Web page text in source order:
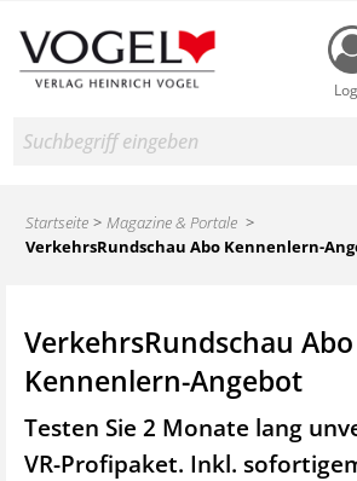
Suche
Startseite
Magazine & Portale
VerkehrsRundschau Abo Kennenlern-
VerkehrsRundschau Abo
Kennenlern-Angebot
Testen Sie 2 Monate lang
VR-Profipaket. Inkl.